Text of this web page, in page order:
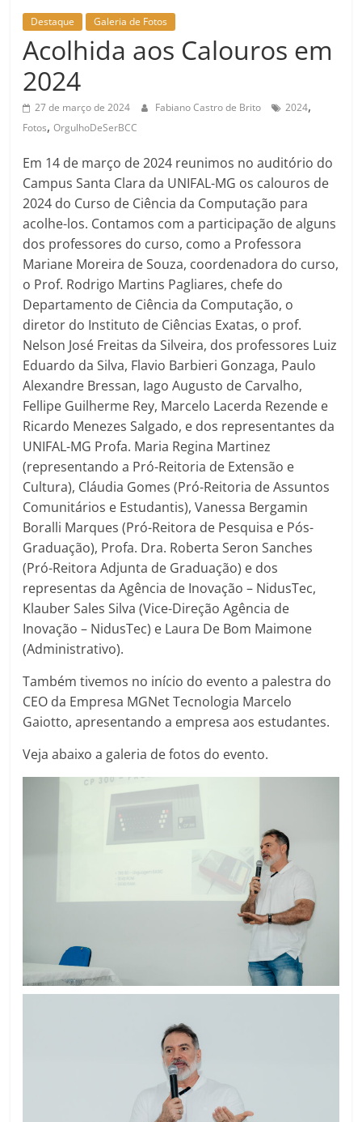
Destaque Galeria de Fotos
Acolhida aos Calouros em
2024
27 de março de 2024 Fabiano Castro de Brito 2024,
Fotos,OrgulhoDeSerBCC
Em 14 de março de 2024 reunimos no auditório do
Campus Santa Clara da UNIFAL-MG os calouros de
2024 do Curso de Ciência da Computação para
acolhe-los. Contamos com a participação de alguns
dos professores do curso, como a Professora
Mariane Moreira de Souza, coordenadora do curso,
o Prof. Rodrigo Martins Pagliares, chefe do
Departamento de Ciência da Computação, o
diretor do Instituto de Ciências Exatas, o prof.
Nelson José Freitas da Silveira, dos professores Luiz
Eduardo da Silva, Flavio Barbieri Gonzaga, Paulo
Alexandre Bressan, Iago Augusto de Carvalho,
Fellipe Guilherme Rey, Marcelo Lacerda Rezende e
Ricardo Menezes Salgado, e dos representantes da
UNIFAL-MG Profa. Maria Regina Martinez
(representando a Pró-Reitoria de Extensão e
Cultura), Cláudia Gomes (Pró-Reitoria de Assuntos
Comunitários e Estudantis), Vanessa Bergamin
Boralli Marques (Pró-Reitora de Pesquisa e Pós-
Graduação), Profa. Dra. Roberta Seron Sanches
(Pró-Reitora Adjunta de Graduação) e dos
representas da Agência de Inovação – NidusTec,
Klauber Sales Silva (Vice-Direção Agência de
Inovação – NidusTec) e Laura De Bom Maimone
(Administrativo).
Também tivemos no início do evento a palestra do
CEO da Empresa MGNet Tecnologia Marcelo
Gaiotto, apresentando a empresa aos estudantes.
Veja abaixo a galeria de fotos do evento.